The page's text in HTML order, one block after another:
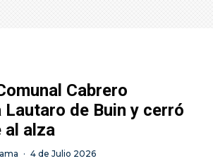
Cabrero
de Buin y cerró
al alza
· 4 de Julio 2026